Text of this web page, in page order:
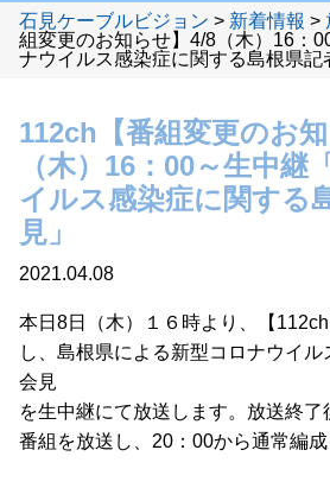
石見ケーブルビジョン > 新着情報 >
組変更のお知らせ】4/8（木）16：
ナウイルス感染症に関する島根県記
112ch【番組変更のお
（木）16：00～生中継
イルス感染症に関する
見」
2021.04.08
本日8日（木）１６時より、【
し、島根県による新型コロナウイ
会見
を生中継にて放送します。放送終
番組を放送し、20：00から通常編成